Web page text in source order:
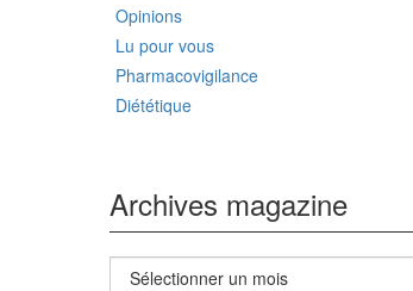
Opinions
Lu pour vous
Pharmacovigilance
Diététique
Archives magazine
Archives